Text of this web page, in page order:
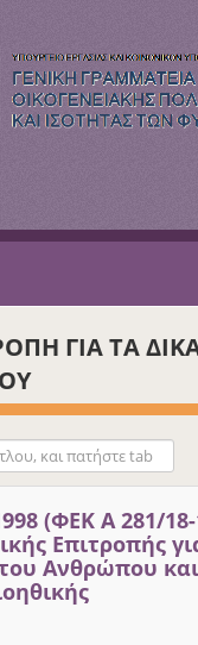
ΓΙΑ ΤΑ
και πατήστε tab
(ΦΕΚ Α 281/18-
Επιτροπής
Ανθρώπου